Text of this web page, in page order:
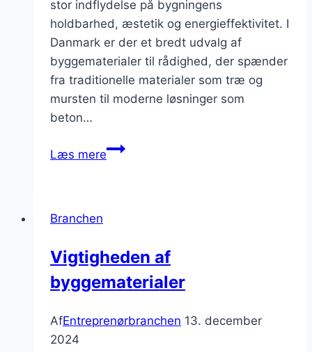
stor indflydelse på bygningens
holdbarhed, æstetik og energieffektivitet. I
Danmark er der et bredt udvalg af
byggematerialer til rådighed, der spænder
fra traditionelle materialer som træ og
mursten til moderne løsninger som
beton…
Læs merebyggematerialer
Branchen
Vigtigheden af
byggematerialer
AfEntreprenørbranchen 13. december
2024